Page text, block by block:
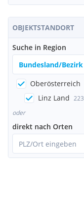
OBJEKTSTANDORT
Suche in Region
Bundesland/Bezirk
Oberösterreich
Linz Land 223
oder
direkt nach Orten
PLZ/Ort eingeben